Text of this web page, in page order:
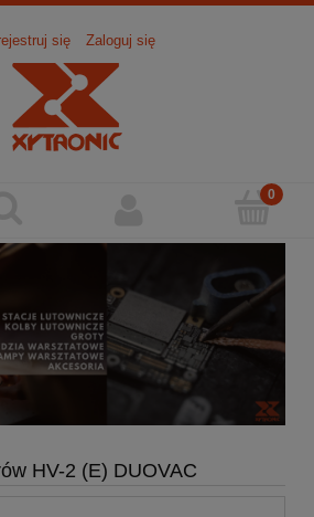
się Zaloguj się
HV-2 (E) DUOVAC